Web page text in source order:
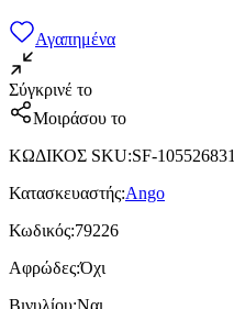
Αγαπημένα
Σύγκρινέ το
Μοιράσου το
ΚΩΔΙΚΟΣ SKU:SF-105526831
Κατασκευαστής:Ango
Κωδικός:79226
Αφρώδες:Όχι
Βινυλίου:Ναι